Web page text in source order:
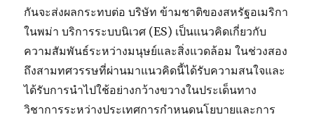
กันจะส่งผลกระทบต่อ บริษัท ข้ามชาติของสหรัฐอเมริกา
ในพม่า บริการระบบนิเวศ (ES) เป็นแนวคิดเกี่ยวกับ
ความสัมพันธ์ระหว่างมนุษย์และสิ่งแวดล้อม ในช่วงสอง
ถึงสามทศวรรษที่ผ่านมาแนวคิดนี้ได้รับความสนใจและ
ได้รับการนำไปใช้อย่างกว้างขวางในประเด็นทาง
วิชาการระหว่างประเทศการกำหนดนโยบายและการ